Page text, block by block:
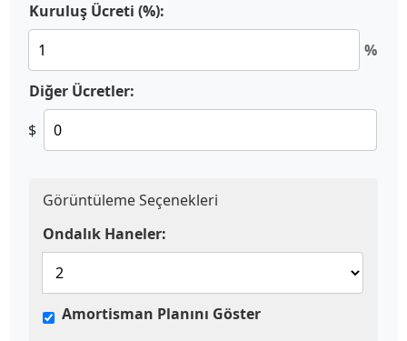
Kuruluş Ücreti (%):
%
Diğer Ücretler:
$
Görüntüleme Seçenekleri
Ondalık Haneler:
Amortisman Planını Göster